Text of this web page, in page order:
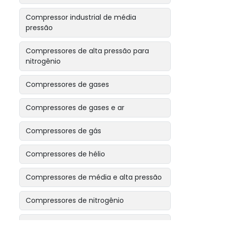
Compressor industrial de média
pressão
Compressores de alta pressão para
nitrogênio
Compressores de gases
Compressores de gases e ar
Compressores de gás
Compressores de hélio
Compressores de média e alta pressão
Compressores de nitrogênio